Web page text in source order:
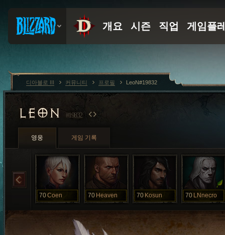
LEON #19832
영웅 게임 기록
70Coen 70 Heaven 70 Kosun 70 LNnecro
디아블로 III 커뮤니티 프로필 LeoN#19832